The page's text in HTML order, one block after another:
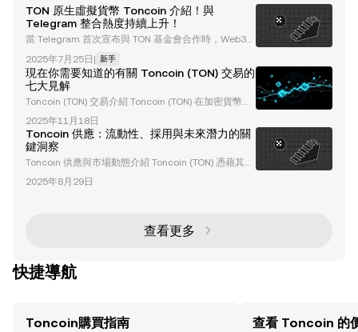
TON 原生虛擬貨幣 Toncoin 介紹！與
Telegram 整合熱度持續上升！
當 Telegram 首次宣布與 TON 基金會合作時，Web3
的未來和其大規模應用引起了廣泛的興奮與期待。這是
因為 Telegram 選擇開放網路（TON）作為其 Web3 基
礎設施的首選區塊鏈，從而對 TON 區塊鏈和 Toncoin
給予了高度認可。 消息發布後，TON 的價格在接下來
的一周內飆升了 42%，這顯示了市場對 TON 成為主流
加密貨幣的期望。如果您是加密貨幣的初學者，可能會
想
2025年7月25日 | 新手
現在你需要知道的有關 Toncoin (TON) 交易的
七大見解
Toncoin (TON) 交易介紹 Toncoin (TON) 在加密貨幣市
場中迅速崛起，其市值已超過 220 億美元。作為與 Tel
egram 生態系統緊密相連的加密貨幣，TON 在區塊鏈
領域中佔據了獨特的位置。儘管面臨監管挑戰，但其與
Telegram 的無縫整合以及日益增長的機構興趣，使其
成為交易者關注的焦點資產。本文將深入探討有關 Ton
coin 交易的關鍵見解、其生態系統以及其增長潛力
2025年11月18日
Toncoin 供應：流動性、採用與未來潛力的關
鍵洞察
Toncoin 供應與市場動態介紹 Toncoin (TON) 憑藉其獨
特的實用性、機構採用以及與 Telegram 廣大生態系統
的無縫整合，在加密貨幣領域迅速獲得關注。本文深入
Robinhood 在提升 Toncoin 流動性與採用中的角色 重
要里程碑：Robinhood 上市 2025 年
2025年8月29日
查看更多
快捷導航
Toncoin購買指南 查看 Toncoin 的